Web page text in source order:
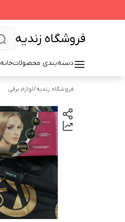
فروشگاه زندیه
دسته‌بندی محصولاتخانه
فروشگاه زندیه/لوازم برقی